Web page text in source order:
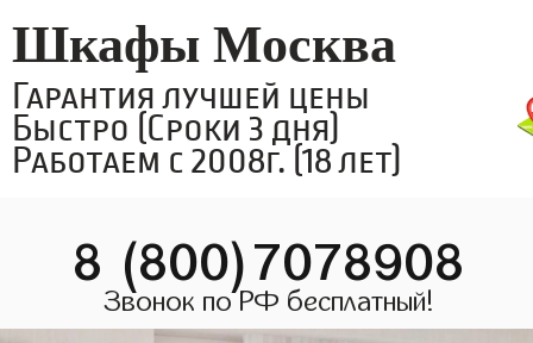
Шкафы Москва
Гарантия лучшей цены
Быстро (Сроки 3 дня)
Работаем с 2008г. (18 лет)
8 (800)7078908
Звонок по РФ бесплатный!